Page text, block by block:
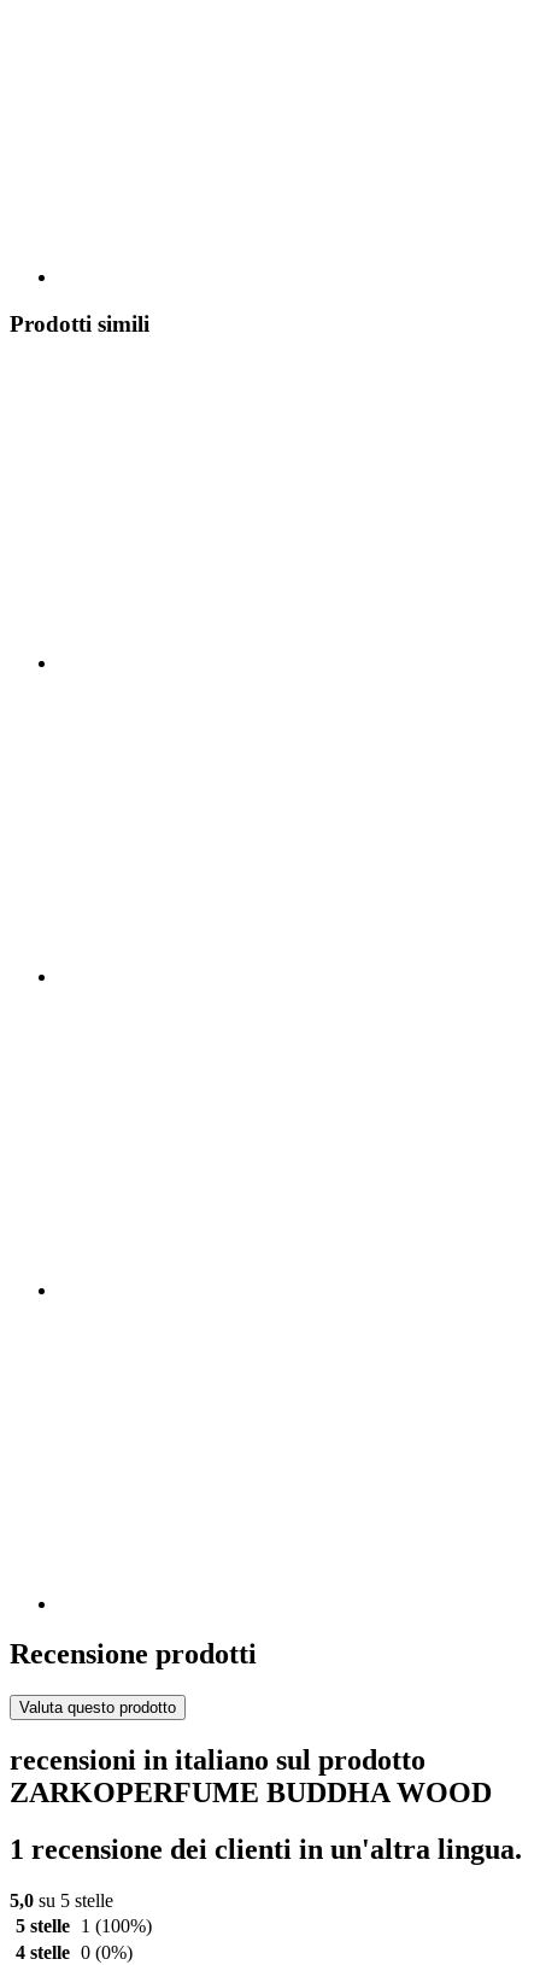
Prodotti simili
Recensione prodotti
Valuta questo prodotto
recensioni in italiano sul prodotto
ZARKOPERFUME BUDDHA WOOD
1 recensione dei clienti in un'altra lingua.
5,0 su 5 stelle
5 stelle
1 (100%)
4 stelle 0 (0%)